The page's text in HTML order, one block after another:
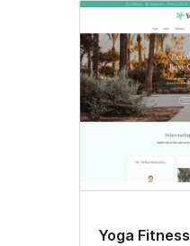
Yoga Fitness